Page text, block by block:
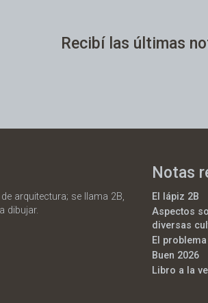
Recibí las últimas
arquitectura; se llama 2B,
dibujar.
Notas
El lápiz 2B
Aspectos
diversas
El
Buen 2026
Libro a la